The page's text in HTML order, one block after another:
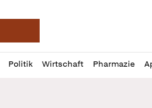
Deutsche Apotheker
Politik Wirtschaft Pharmazie
Profil
öffnen
Daz
Pur